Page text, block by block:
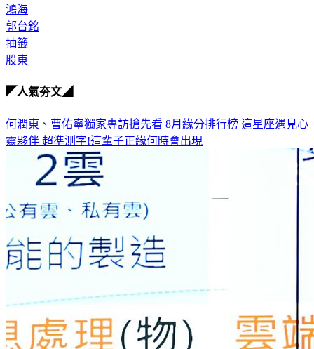
鴻海
郭台銘
抽籤
股東
◤人氣夯文◢
何潤東、曹佑寧獨家專訪搶先看 8月緣分排行榜 這星座遇見心
靈夥伴 超準測字!這輩子正緣何時會出現